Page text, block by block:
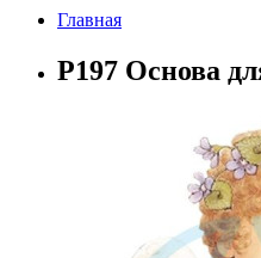
Главная
P197 Основа